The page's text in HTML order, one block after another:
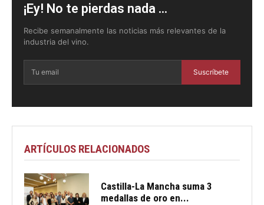
¡Ey! No te pierdas nada ...
Recibe semanalmente las noticias más relevantes de la
industria del vino.
Suscríbete
ARTÍCULOS RELACIONADOS
Castilla-La Mancha suma 3
medallas de oro en...